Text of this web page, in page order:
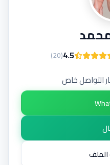
4.5
(
20
)
التواصل خاص